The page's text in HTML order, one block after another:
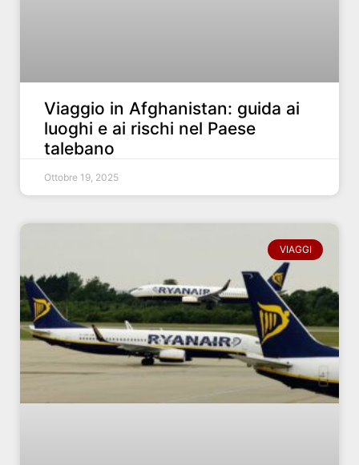
Viaggio in Afghanistan: guida ai
luoghi e ai rischi nel Paese
talebano
Ottobre 19, 2025
VIAGGI